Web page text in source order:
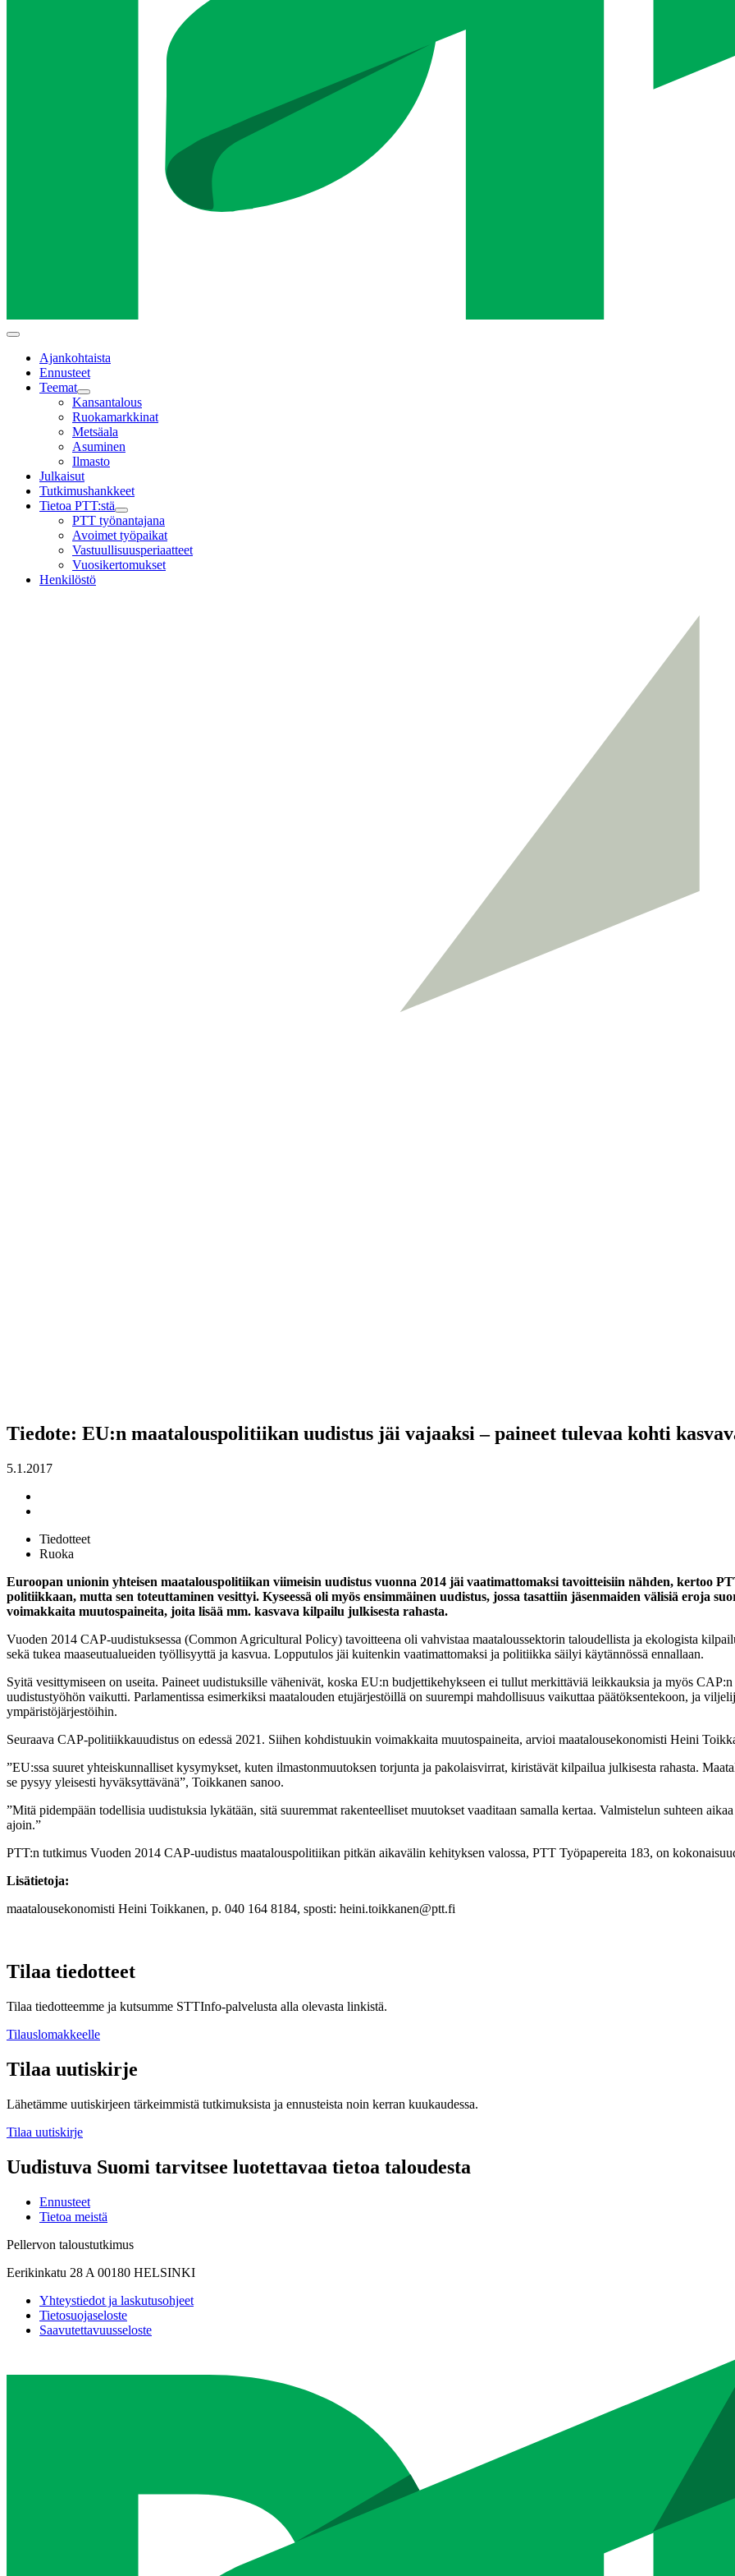
Main
Ajankohtaista
Ennusteet
Teemat
Child
menu
Kansantalous
Ruokamarkkinat
Metsäala
Asuminen
Ilmasto
Julkaisut
Tutkimushankkeet
Tietoa PTT:stä
Child
menu
PTT työnantajana
Avoimet työpaikat
Vastuullisuusperiaatteet
Vuosikertomukset
Henkilöstö
Tiedote: EU:n maatalouspolitiikan uudistus jäi vajaaksi – paineet tulevaa kohti
5.1.2017
Tiedotteet
Ruoka
Euroopan unionin yhteisen maatalouspolitiikan viimeisin uudistus vuonna 2014 jäi vaatimattomaksi tavoitteisiin nähden, kertoo
politiikkaan, mutta sen toteuttaminen vesittyi. Kyseessä oli myös ensimmäinen uudistus, jossa tasattiin jäsenmaiden välisiä eroja
voimakkaita muutospaineita, joita lisää mm. kasvava kilpailu julkisesta rahasta.
Vuoden 2014 CAP-uudistuksessa (Common Agricultural Policy) tavoitteena oli vahvistaa maataloussektorin taloudellista ja ekologista
sekä tukea maaseutualueiden työllisyyttä ja kasvua. Lopputulos jäi kuitenkin vaatimattomaksi ja politiikka säilyi käytännössä ennallaan.
Syitä vesittymiseen on useita. Paineet uudistuksille vähenivät, koska EU:n budjettikehykseen ei tullut merkittäviä leikkauksia ja myös
uudistustyöhön vaikutti. Parlamentissa esimerkiksi maatalouden etujärjestöillä on suurempi mahdollisuus vaikuttaa päätöksentekoon, ja
ympäristöjärjestöihin.
Seuraava CAP-politiikkauudistus on edessä 2021. Siihen kohdistuukin voimakkaita muutospaineita, arvioi maatalousekonomisti Heini
”EU:ssa suuret yhteiskunnalliset kysymykset, kuten ilmastonmuutoksen torjunta ja pakolaisvirrat, kiristävät kilpailua julkisesta rahasta.
se pysyy yleisesti hyväksyttävänä”, Toikkanen sanoo.
”Mitä pidempään todellisia uudistuksia lykätään, sitä suuremmat rakenteelliset muutokset vaaditaan samalla kertaa. Valmistelun suhteen
ajoin.”
PTT:n tutkimus Vuoden 2014 CAP-uudistus maatalouspolitiikan pitkän aikavälin kehityksen valossa, PTT Työpapereita 183, on
Lisätietoja:
maatalousekonomisti Heini Toikkanen, p. 040 164 8184, sposti: heini.toikkanen@ptt.fi
Tilaa tiedotteet
Tilaa tiedotteemme ja kutsumme STTInfo-palvelusta alla olevasta linkistä.
Tilauslomakkeelle
Tilaa uutiskirje
Lähetämme uutiskirjeen tärkeimmistä tutkimuksista ja ennusteista noin kerran kuukaudessa.
Tilaa uutiskirje
Uudistuva Suomi tarvitsee luotettavaa tietoa taloudesta
Ennusteet
Tietoa meistä
Pellervon taloustutkimus
Eerikinkatu 28 A 00180 HELSINKI
Yhteystiedot ja laskutusohjeet
Tietosuojaseloste
Saavutettavuusseloste